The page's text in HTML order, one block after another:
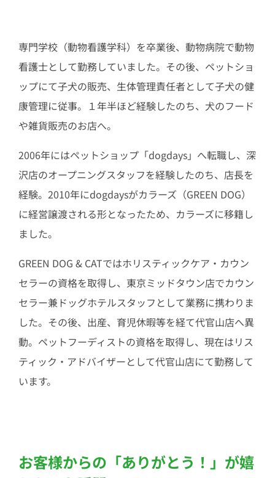
専門学校（動物看護学科）を卒業後、動物病院で動物
看護士として勤務していました。その後、ペットショ
ップにて子犬の販売、生体管理責任者として子犬の健
康管理に従事。１年半ほど経験したのち、犬のフード
や雑貨販売のお店へ。
2006年にはペットショップ「dogdays」へ転職し、深
沢店のオープニングスタッフを経験したのち、店長を
経験。2010年にdogdaysがカラーズ（GREEN DOG）
に経営譲渡される形となったため、カラーズに移籍し
ました。
GREEN DOG & CATではホリスティックケア・カウン
セラーの資格を取得し、東京ミッドタウン店でカウン
セラー兼ドッグホテルスタッフとして業務に携わりま
した。その後、出産、育児休暇等を経て代官山店へ異
動。ペットフーディストの資格を取得し、現在はリス
ティック・アドバイザーとして代官山店にて勤務して
います。
お客様からの「ありがとう！」が嬉